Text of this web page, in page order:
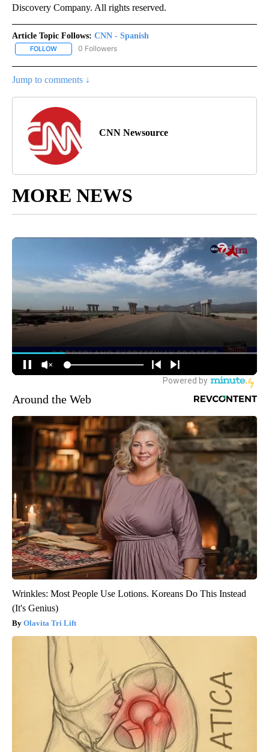
Discovery Company. All rights reserved.
Article Topic Follows: CNN - Spanish
FOLLOW FOLLOW "CNN - SPANISH" TO RECEIVE NOTIFICATIONS ABOUT
0 Followers
Jump to comments ↓
CNN Newsource
MORE NEWS
Around the Web
Wrinkles: Most People Use Lotions. Koreans Do This Instead
(It's Genius)
Olavita Tri Lift